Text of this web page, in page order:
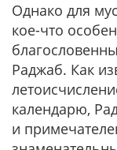
Однако для
кое-что
Раджаб. Как
календарю,
и